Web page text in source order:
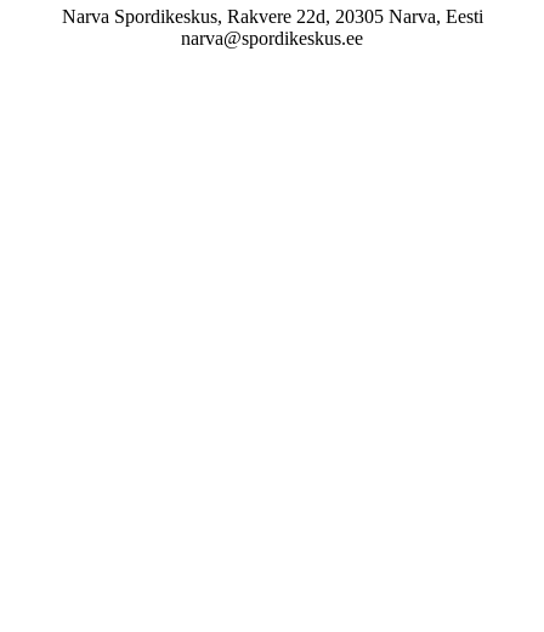
Narva Spordikeskus, Rakvere 22d, 20305 Narva, Eesti
narva@spordikeskus.ee